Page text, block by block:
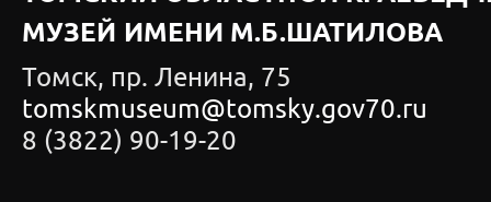
МУЗЕЙ ИМЕНИ М.Б.ШАТИЛОВА
Томск, пр. Ленина, 75
tomskmuseum@tomsky.gov70.ru
8 (3822) 90-19-20